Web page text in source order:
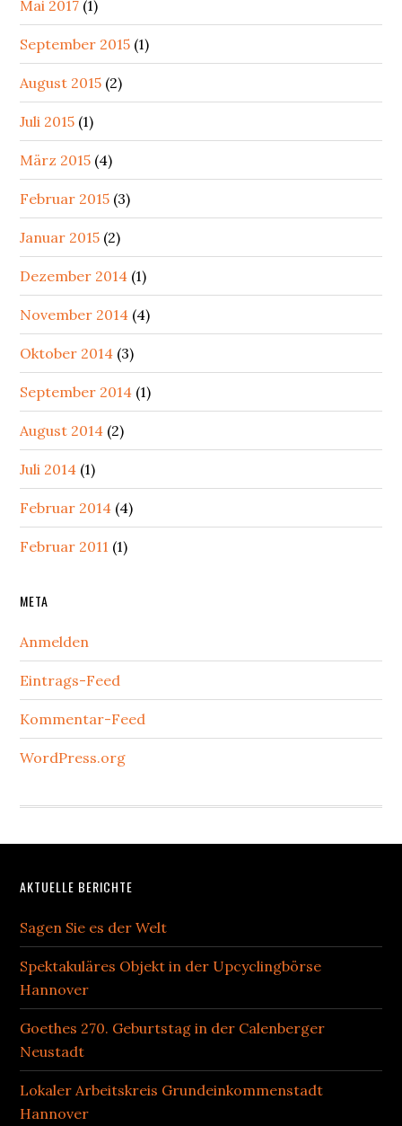
Mai 2017 (1)
September 2015 (1)
August 2015 (2)
Juli 2015 (1)
März 2015 (4)
Februar 2015 (3)
Januar 2015 (2)
Dezember 2014 (1)
November 2014 (4)
Oktober 2014 (3)
September 2014 (1)
August 2014 (2)
Juli 2014 (1)
Februar 2014 (4)
Februar 2011 (1)
META
Anmelden
Eintrags-Feed
Kommentar-Feed
WordPress.org
Footer
AKTUELLE BERICHTE
Sagen Sie es der Welt
Spektakuläres Objekt in der Upcyclingbörse
Hannover
Goethes 270. Geburtstag in der Calenberger
Neustadt
Lokaler Arbeitskreis Grundeinkommenstadt
Hannover